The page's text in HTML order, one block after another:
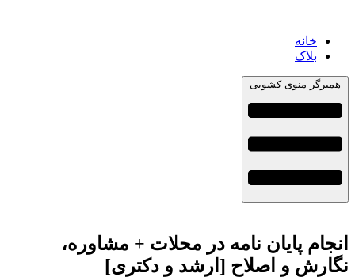
خانه
بلاک
همبرگر منوی کشویی
انجام پایان نامه در محلات + مشاوره،
نگارش و اصلاح [ارشد و دکتری]